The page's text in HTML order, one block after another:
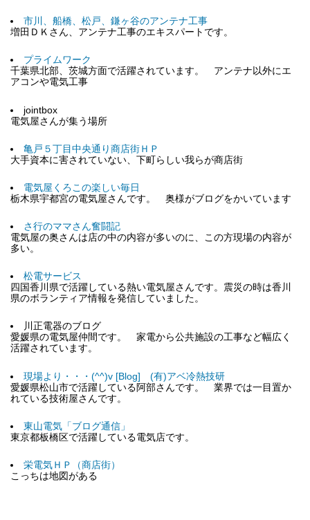
市川、船橋、松戸、鎌ヶ谷のアンテナ工事
増田ＤＫさん、アンテナ工事のエキスパートです。
プライムワーク
千葉県北部、茨城方面で活躍されています。 アンテナ以外にエ
アコンや電気工事
jointbox
電気屋さんが集う場所
亀戸５丁目中央通り商店街ＨＰ
大手資本に害されていない、下町らしい我らが商店街
電気屋くろこの楽しい毎日
栃木県宇都宮の電気屋さんです。 奥様がブログをかいています
さ行のママさん奮闘記
電気屋の奥さんは店の中の内容が多いのに、この方現場の内容が
多い。
松電サービス
四国香川県で活躍している熱い電気屋さんです。震災の時は香川
県のボランティア情報を発信していました。
川正電器のブログ
愛媛県の電気屋仲間です。 家電から公共施設の工事など幅広く
活躍されています。
現場より・・・(^^)v [Blog] (有)アベ冷熱技研
愛媛県松山市で活躍している阿部さんです。 業界では一目置か
れている技術屋さんです。
東山電気「ブログ通信」
東京都板橋区で活躍している電気店です。
栄電気ＨＰ（商店街）
こっちは地図がある